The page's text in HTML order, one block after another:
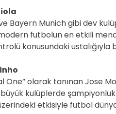
Bayern Munich gibi dev
futbolun en etkili
konusundaki ustalığıyla
One” olarak tanınan Jose
kulüplerde
etkisiyle futbol